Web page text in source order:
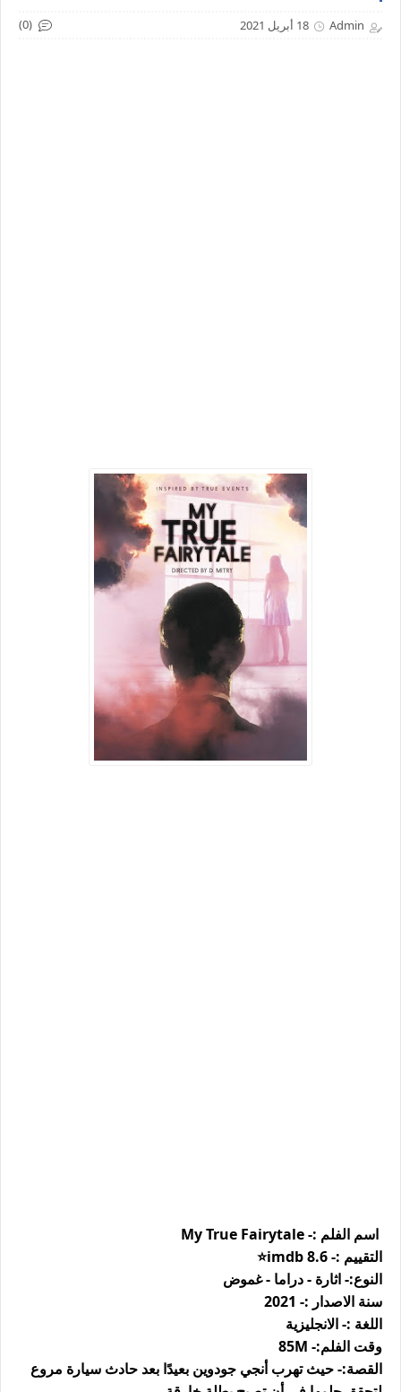
Admin 18 أبريل 2021 (0)
اسم الفلم :- My True Fairytale
التقييم :- 8.6 imdb⭐️
النوع:- اثارة - دراما - غموض
سنة الاصدار :- 2021
اللغة :- الانجليزية
وقت الفلم:- 85M
القصة:- حيث تهرب أنجي جودوين بعيدًا بعد حادث سيارة مروع